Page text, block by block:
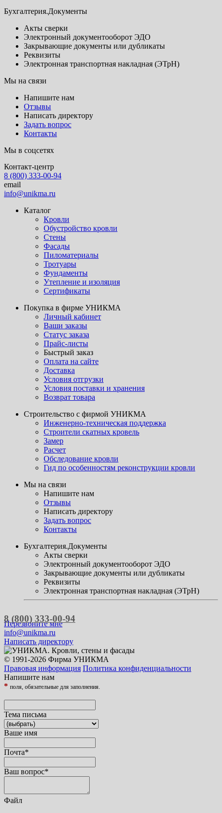
Бухгалтерия.Документы
Акты сверки
Электронный документооборот ЭДО
Закрывающие документы или дубликаты
Реквизиты
Электронная транспортная накладная (ЭТрН)
Мы на связи
Напишите нам
Отзывы
Написать директору
Задать вопрос
Контакты
Мы в соцсетях
Контакт-центр
8 (800) 333-00-94
email
info@unikma.ru
Каталог
Кровли
Обустройство кровли
Стены
Фасады
Пиломатериалы
Тротуары
Фундаменты
Утепление и изоляция
Сертификаты
Покупка в фирме УНИКМА
Личный кабинет
Ваши заказы
Статус заказа
Прайс-листы
Быстрый заказ
Оплата на сайте
Доставка
Условия отгрузки
Условия поставки и хранения
Возврат товара
Строительство с фирмой УНИКМА
Инженерно-техническая поддержка
Строители скатных кровель
Замер
Расчет
Обследование кровли
Гид по особенностям реконструкции кровли
Мы на связи
Напишите нам
Отзывы
Написать директору
Задать вопрос
Контакты
Бухгалтерия.Документы
Акты сверки
Электронный документооборот ЭДО
Закрывающие документы или дубликаты
Реквизиты
Электронная транспортная накладная (ЭТрН)
8 (800) 333-00-94
Перезвоните мне
info@unikma.ru
Написать директору
© 1991-2026 Фирма УНИКМА
Правовая информация Политика конфиденциальности
Напишите нам
* поля, обязательные для заполнения.
Тема письма
Ваше имя
Почта*
Ваш вопрос*
Файл